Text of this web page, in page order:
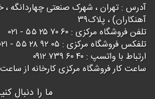
آدرس : تهران ، شهرک صنعتی چهاردانگه ،
آهنکاران) ، پلاک۳۹
تلفن فروشگاه مرکزی : ۶۰ ۷۰ ۲۵ ۵۵ - ۰۲۱
تلفکس فروشگاه مرکزی : ۰۵ ۹۲ ۲۸ ۵۵ - ۰۲۱
ارتباط با واتسپ : ۴۰ ۶۰ ۷۳۹ ۰۹۱۲
ساعت کار فروشگاه مرکزی کارخانه از ساعت ۹ الی ۱۸ میباشد.
ما را دنبال